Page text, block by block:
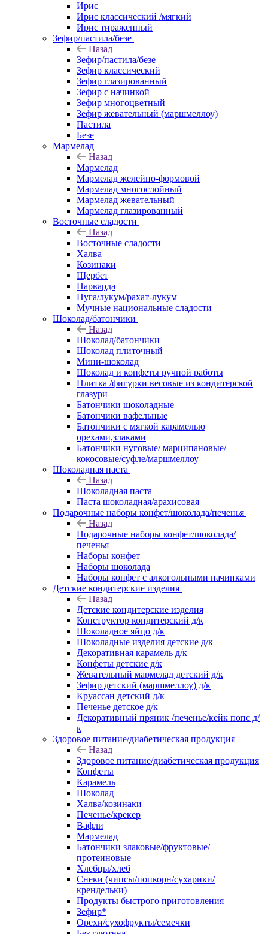
Ирис
Ирис классический /мягкий
Ирис тираженный
Зефир/пастила/безе
Назад
Зефир/пастила/безе
Зефир классический
Зефир глазированный
Зефир с начинкой
Зефир многоцветный
Зефир жевательный (маршмеллоу)
Пастила
Безе
Мармелад
Назад
Мармелад
Мармелад желейно-формовой
Мармелад многослойный
Мармелад жевательный
Мармелад глазированный
Восточные сладости
Назад
Восточные сладости
Халва
Козинаки
Щербет
Парварда
Нуга/лукум/рахат-лукум
Мучные национальные сладости
Шоколад/батончики
Назад
Шоколад/батончики
Шоколад плиточный
Мини-шоколад
Шоколад и конфеты ручной работы
Плитка /фигурки весовые из кондитерской
глазури
Батончики шоколадные
Батончики вафельные
Батончики с мягкой карамелью
орехами,злаками
Батончики нуговые/ марципановые/
кокосовые/суфле/маршмеллоу
Шоколадная паста
Назад
Шоколадная паста
Паста шоколадная/арахисовая
Подарочные наборы конфет/шоколада/печенья
Назад
Подарочные наборы конфет/шоколада/
печенья
Наборы конфет
Наборы шоколада
Наборы конфет с алкогольными начинками
Детские кондитерские изделия
Назад
Детские кондитерские изделия
Конструктор кондитерский д/к
Шоколадное яйцо д/к
Шоколадные изделия детские д/к
Декоративная карамель д/к
Конфеты детские д/к
Жевательный мармелад детский д/к
Зефир детский (маршмеллоу) д/к
Круассан детский д/к
Печенье детское д/к
Декоративный пряник /печенье/кейк попс д/
к
Здоровое питание/диабетическая продукция
Назад
Здоровое питание/диабетическая продукция
Конфеты
Карамель
Шоколад
Халва/козинаки
Печенье/крекер
Вафли
Мармелад
Батончики злаковые/фруктовые/
протеиновые
Хлебцы/хлеб
Снеки (чипсы/попкорн/сухарики/
крендельки)
Продукты быстрого приготовления
Зефир*
Орехи/сухофрукты/семечки